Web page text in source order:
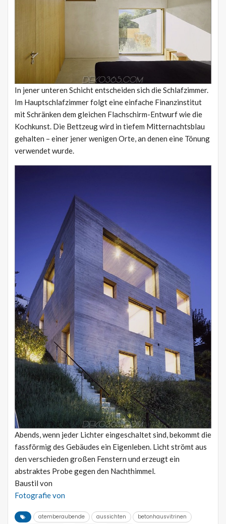
In jener unteren Schicht entscheiden sich die Schlafzimmer.
Im Hauptschlafzimmer folgt eine einfache Finanzinstitut
mit Schränken dem gleichen Flachschirm-Entwurf wie die
Kochkunst. Die Bettzeug wird in tiefem Mitternachtsblau
gehalten – einer jener wenigen Orte, an denen eine Tönung
verwendet wurde.
Abends, wenn jeder Lichter eingeschaltet sind, bekommt die
fassförmig des Gebäudes ein Eigenleben. Licht strömt aus
den verschieden großen Fenstern und erzeugt ein
abstraktes Probe gegen den Nachthimmel.
Baustil von
Fotografie von
atemberaubende aussichten
betonhausvitrinen